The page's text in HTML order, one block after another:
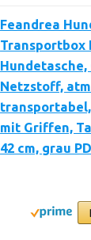
Feandrea
Transportbox
Netzstoff,
mit Griffen,
42 cm, grau